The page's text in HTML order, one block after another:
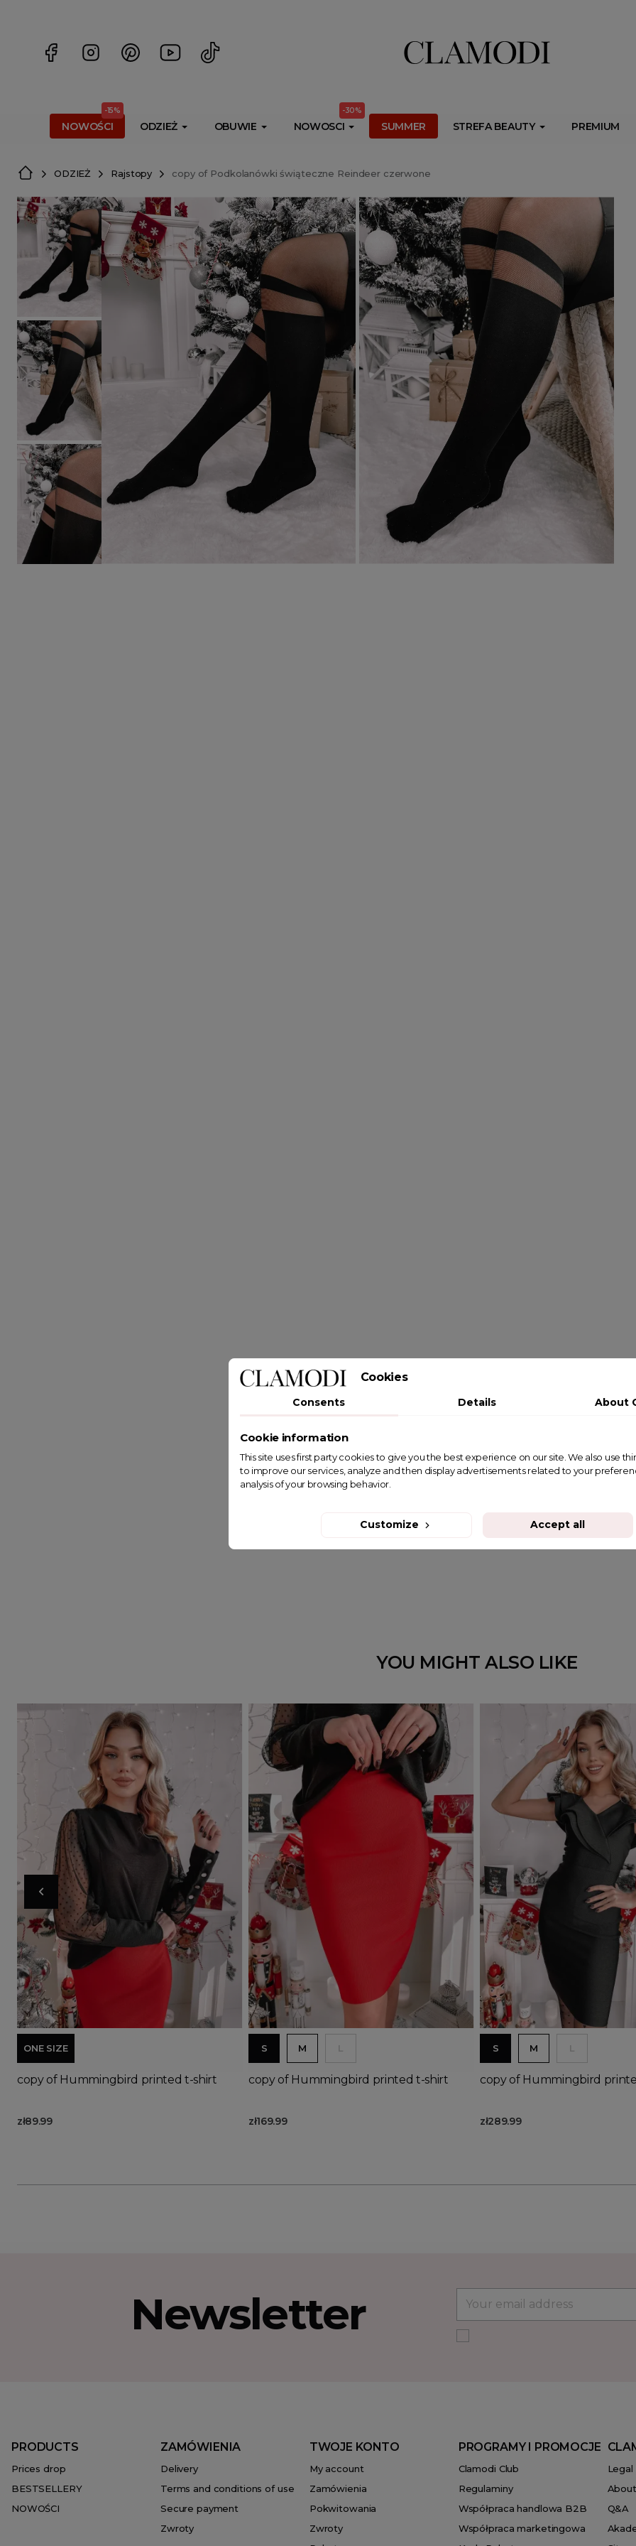
NOWOŚCI
-15%
ODZIEŻ OBUWIE NOWOSCI
-30%
SUMMER STREFA BEAUTY PREMIUM
ODZIEŻ Rajstopy copy of Podkolanówki świąteczne Reindeer czerwone
YOU MIGHT ALSO LIKE
Add to basket
ONE SIZE
copy of Hummingbird printed t-shirt
zł89.99
Add to basket
S M L
copy of Hummingbird printed t-shirt
zł169.99
S M L
copy of Hummingbird
zł289.99
Newsletter
PRODUCTS
Prices drop
BESTSELLERY
NOWOŚCI
ZAMÓWIENIA
Delivery
Terms and conditions of use
Secure payment
Zwroty
TWOJE KONTO
My account
Zamówienia
Pokwitowania
Zwroty
PROGRAMY I PROMOCJE
Clamodi Club
Regulaminy
Współpraca handlowa B2B
Współpraca marketingowa
Q&A
Cookies
Consents Details About
Cookie information
This site uses first party cookies to give you the best experience on our site. We also use
to improve our services, analyze and then display advertisements related to your
analysis of your browsing behavior.
Customize Accept all